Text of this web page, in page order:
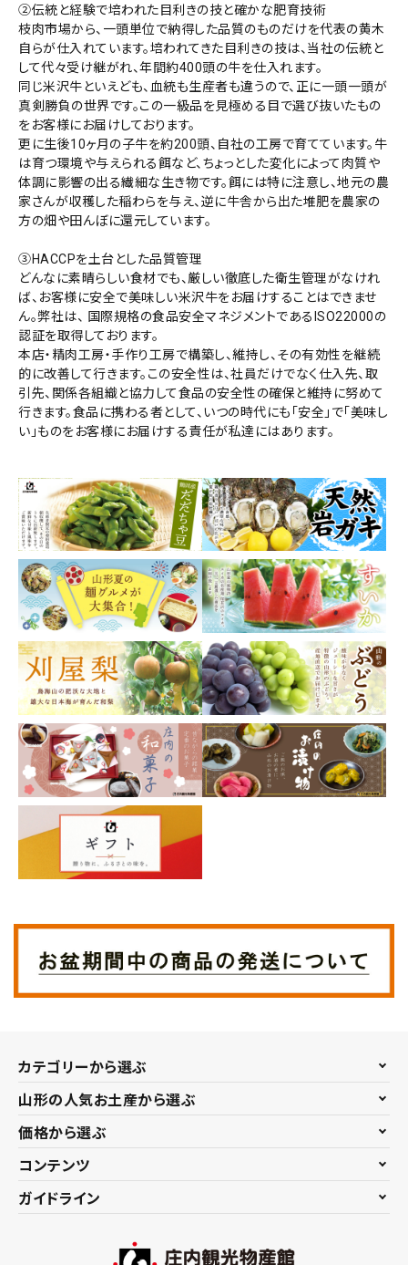
②伝統と経験で培われた目利きの技と確かな肥育技術
枝肉市場から、一頭単位で納得した品質のものだけを代表の黄木
自らが仕入れています。培われてきた目利きの技は、当社の伝統と
して代々受け継がれ、年間約400頭の牛を仕入れます。
同じ米沢牛といえども、血統も生産者も違うので、正に一頭一頭が
真剣勝負の世界です。この一級品を見極める目で選び抜いたもの
をお客様にお届けしております。
更に生後10ヶ月の子牛を約200頭、自社の工房で育てています。牛
は育つ環境や与えられる餌など、ちょっとした変化によって肉質や
体調に影響の出る繊細な生き物です。餌には特に注意し、地元の農
家さんが収穫した稲わらを与え、逆に牛舎から出た堆肥を農家の
方の畑や田んぼに還元しています。
③HACCPを土台とした品質管理
どんなに素晴らしい食材でも、厳しい徹底した衛生管理がなけれ
ば、お客様に安全で美味しい米沢牛をお届けすることはできませ
ん。弊社は、 国際規格の食品安全マネジメントであるISO22000の
認証を取得しております。
本店・精肉工房・手作り工房で構築し、維持し、その有効性を継続
的に改善して行きます。この安全性は、社員だけでなく仕入先、取
引先、関係各組織と協力して食品の安全性の確保と維持に努めて
行きます。食品に携わる者として、いつの時代にも「安全」で「美味し
い」ものをお客様にお届けする責任が私達にはあります。
カテゴリーから選ぶ
山形の人気お土産から選ぶ
価格から選ぶ
コンテンツ
ガイドライン